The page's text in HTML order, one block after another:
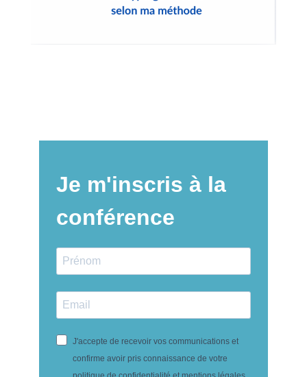
Je m'inscris à la
conférence
J'accepte de recevoir vos communications et
confirme avoir pris connaissance de votre